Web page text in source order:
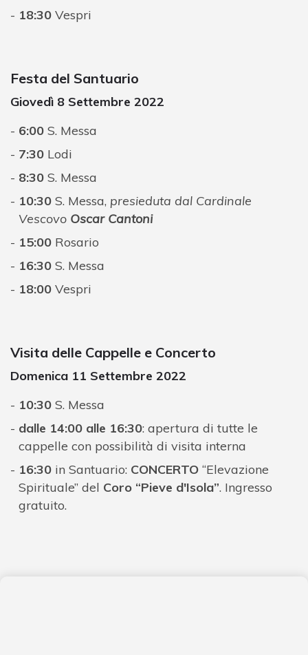
18:30 Vespri
Festa del Santuario
Giovedì 8 Settembre 2022
6:00 S. Messa
7:30 Lodi
8:30 S. Messa
10:30 S. Messa, presieduta dal Cardinale
Vescovo Oscar Cantoni
15:00 Rosario
16:30 S. Messa
18:00 Vespri
Visita delle Cappelle e Concerto
Domenica 11 Settembre 2022
10:30 S. Messa
dalle 14:00 alle 16:30: apertura di tutte le
cappelle con possibilità di visita interna
16:30 in Santuario: CONCERTO “Elevazione
Spirituale” del Coro “Pieve d'Isola”. Ingresso
gratuito.